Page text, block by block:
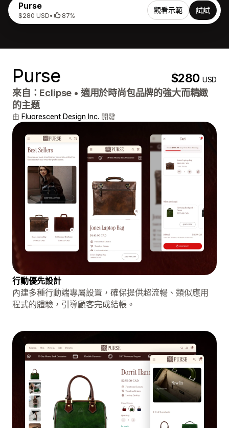
Purse
$280 USD• 87%
觀看示範 試試
Purse $280USD
來自： Eclipse • 適用於時尚包品牌的強大而精緻
的主題
由 Fluorescent Design Inc. 開發
行動優先設計
內建多種行動端專屬設置，確保提供超流暢、類似應用
程式的體驗，引導顧客完成結帳。